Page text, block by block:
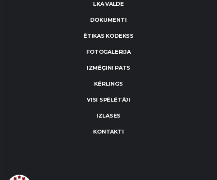
LKA VALDE
DOKUMENTI
ĒTIKAS KODEKSS
FOTOGALERIJA
IZMĒĢINI PATS
KĒRLINGS
VISI SPĒLĒTĀJI
IZLASES
KONTAKTI